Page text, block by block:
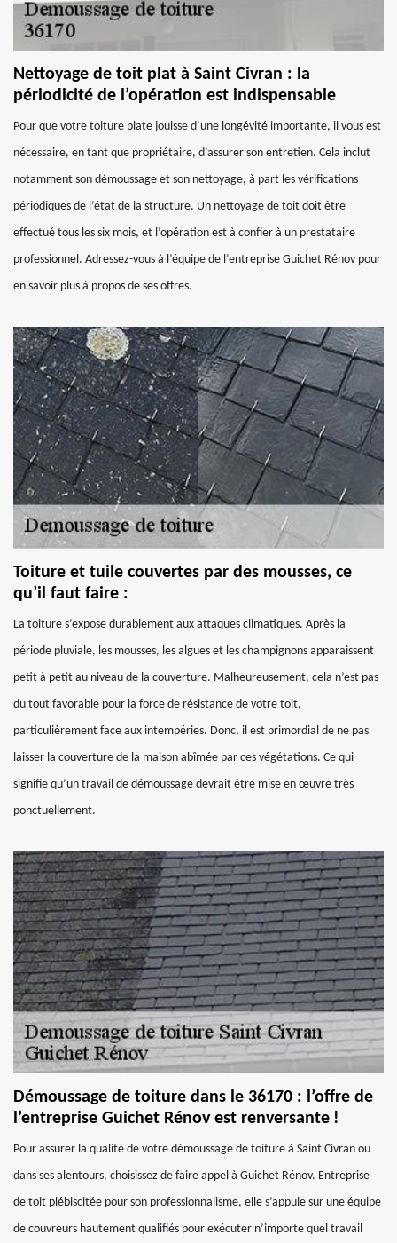
Nettoyage de toit plat à Saint Civran : la
périodicité de l’opération est indispensable
Pour que votre toiture plate jouisse d’une longévité importante, il vous est
nécessaire, en tant que propriétaire, d’assurer son entretien. Cela inclut
notamment son démoussage et son nettoyage, à part les vérifications
périodiques de l’état de la structure. Un nettoyage de toit doit être
effectué tous les six mois, et l’opération est à confier à un prestataire
professionnel. Adressez-vous à l’équipe de l’entreprise Guichet Rénov pour
en savoir plus à propos de ses offres.
Toiture et tuile couvertes par des mousses, ce
qu’il faut faire :
La toiture s’expose durablement aux attaques climatiques. Après la
période pluviale, les mousses, les algues et les champignons apparaissent
petit à petit au niveau de la couverture. Malheureusement, cela n’est pas
du tout favorable pour la force de résistance de votre toit,
particulièrement face aux intempéries. Donc, il est primordial de ne pas
laisser la couverture de la maison abîmée par ces végétations. Ce qui
signifie qu’un travail de démoussage devrait être mise en œuvre très
ponctuellement.
Démoussage de toiture dans le 36170 : l’offre de
l’entreprise Guichet Rénov est renversante !
Pour assurer la qualité de votre démoussage de toiture à Saint Civran ou
dans ses alentours, choisissez de faire appel à Guichet Rénov. Entreprise
de toit plébiscitée pour son professionnalisme, elle s’appuie sur une équipe
de couvreurs hautement qualifiés pour exécuter n’importe quel travail